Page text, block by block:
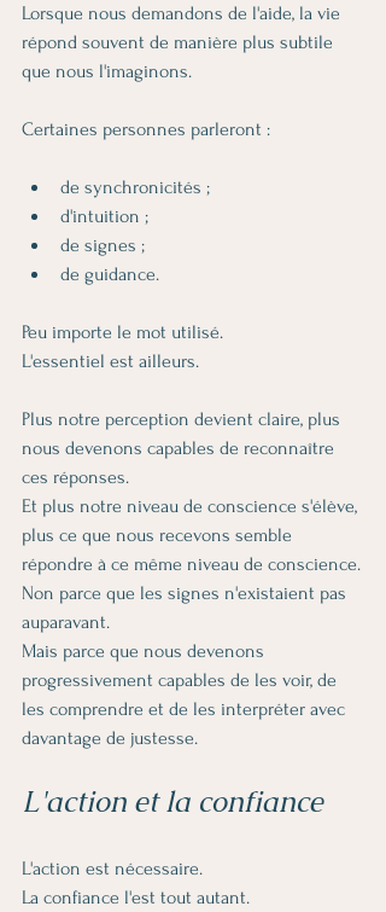
Lorsque nous demandons de l'aide, la vie
répond souvent de manière plus subtile
que nous l'imaginons.
Certaines personnes parleront :
de synchronicités ;
d'intuition ;
de signes ;
de guidance.
Peu importe le mot utilisé.
L'essentiel est ailleurs.
Plus notre perception devient claire, plus
nous devenons capables de reconnaître
ces réponses.
Et plus notre niveau de conscience s'élève,
plus ce que nous recevons semble
répondre à ce même niveau de conscience.
Non parce que les signes n'existaient pas
auparavant.
Mais parce que nous devenons
progressivement capables de les voir, de
les comprendre et de les interpréter avec
davantage de justesse.
L'action et la confiance
L'action est nécessaire.
La confiance l'est tout autant.